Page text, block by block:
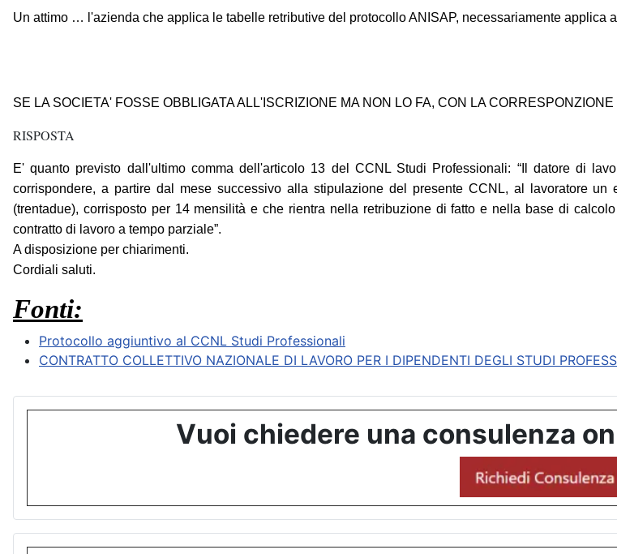
Un attimo … l'azienda che applica le tabelle retributive del protocollo ANISAP, necessariamente applica
SE LA SOCIETA' FOSSE OBBLIGATA ALL'ISCRIZIONE MA NON LO FA, CON LA
RISPOSTA
E' quanto previsto dall'ultimo comma dell'articolo 13 del CCNL Studi Professionali: “Il datore di
corrispondere, a partire dal mese successivo alla stipulazione del presente CCNL, al lavoratore
(trentadue), corrisposto per 14 mensilità e che rientra nella retribuzione di fatto e nella base di
contratto di lavoro a tempo parziale”.
A disposizione per chiarimenti.
Cordiali saluti.
Fonti:
Protocollo aggiuntivo al CCNL Studi Professionali
CONTRATTO COLLETTIVO NAZIONALE DI LAVORO PER I DIPENDENTI DEGLI STUDI
Vuoi chiedere una consulenza